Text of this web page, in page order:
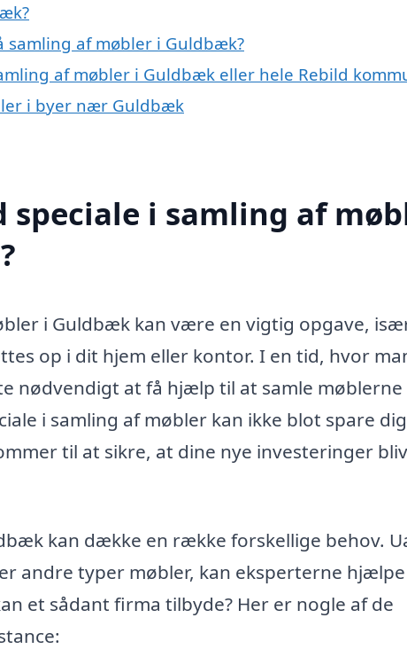
samling af møbler i Guldbæk?
af møbler i Guldbæk eller hele Rebild
i byer nær Guldbæk
speciale i samling af
i Guldbæk kan være en vigtig opgave,
op i dit hjem eller kontor. I en tid, hvor
nødvendigt at få hjælp til at samle møblerne
i samling af møbler kan ikke blot spare
til at sikre, at dine nye investeringer
kan dække en række forskellige behov.
andre typer møbler, kan eksperterne
et sådant firma tilbyde? Her er nogle af de